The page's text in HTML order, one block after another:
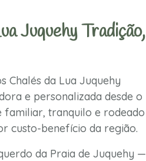
Juquehy Tradição,
Chalés da Lua Juquehy
e personalizada desde o
familiar, tranquilo e rodeado
custo-benefício da região.
da Praia de Juquehy —